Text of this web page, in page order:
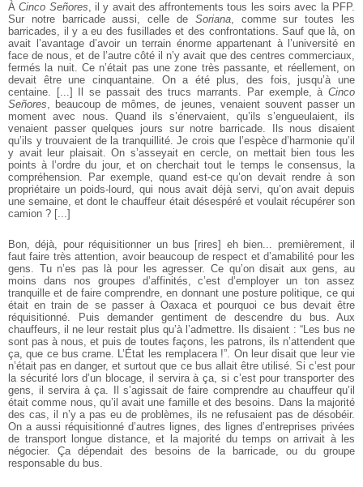
ÀCinco Señores, il y avait des affrontements tous les soirs avec la PFP.
Sur notre barricade aussi, celle de Soriana, comme sur toutes les
barricades, il y aeu des fusillades et des confrontations. Sauf que là, on
avait l’avantage d’avoir un terrain énorme appartenant à l’université en
face de nous, et de l’autre côtéil n’y avait que des centres commerciaux,
fermés la nuit. Ce n’était pas une zone très passante, et réellement, on
devait être une cinquantaine. On a été plus, des fois, jusqu’à une
centaine. [...] Il se passait des trucs marrants. Par exemple, à Cinco
Señores, beaucoup de mômes, de jeunes, venaient souvent passer un
moment avec nous. Quand ils s’énervaient, qu’ils s’engueulaient, ils
venaient passer quelques jours sur notre barricade. Ils nous disaient
qu’ils y trouvaient de la tranquillité. Je crois que l’espèce d’harmonie qu’il
y avait leur plaisait. On s’asseyait en cercle, on mettait bien tous les
points à l’ordre du jour, et oncherchait tout le temps le consensus, la
compréhension. Par exemple, quand est-ce qu’on devait rendre à son
propriétaire un poids-lourd, qui nous avait déjàservi, qu’on avait depuis
une semaine, et dont le chauffeur était désespéré etvoulait récupérer son
camion ? [...]
Bon, déjà, pour réquisitionner un bus [rires] eh bien... premièrement, il
faut faire très attention, avoir beaucoup de respect et d’amabilité pour les
gens. Tun’es pas là pour les agresser. Ce qu’on disait aux gens, au
moins dans nos groupes d’affinités, c’est d’employer un ton assez
tranquille et de faire comprendre, en donnant une posture politique, ce qui
était en train de se passer à Oaxaca et pourquoi ce bus devait être
réquisitionné. Puis demander gentiment de descendredu bus. Aux
chauffeurs, il ne leur restait plus qu’à l’admettre. Ils disaient : “Les bus ne
sont pas à nous, et puis de toutes façons, les patrons, ils n’attendentque
ça, que ce bus crame. L’État les remplacera !”. On leur disait que leur vie
n’était pas en danger, et surtout que ce bus allait être utilisé. Si c’est pour
lasécurité lors d’un blocage, il servira à ça, si c’est pour transporter des
gens, il servira à ça. Il s’agissait de faire comprendre au chauffeur qu’il
était comme nous, qu’il avait une famille et des besoins. Dans la majorité
des cas, il n’y a pas eu de problèmes, ils ne refusaient pas de désobéir.
On a aussi réquisitionné d’autres lignes, des lignes d’entreprises privées
de transport longue distance, et la majorité du temps on arrivait à les
négocier. Ça dépendait des besoins de labarricade, ou du groupe
responsable du bus.